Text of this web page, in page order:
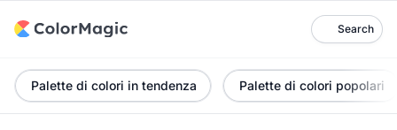
Search
Palette di colori in tendenza Palette di colori popolari